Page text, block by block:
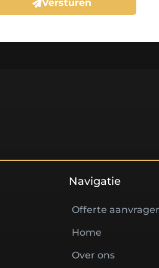
Versturen
Navigatie
Offerte
Home
Over ons